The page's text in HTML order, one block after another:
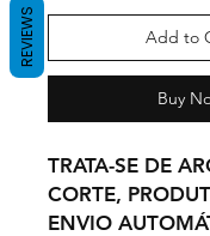
Add to
Buy
TRATA-SE DE
CORTE,
ENVIO
REVIEWS